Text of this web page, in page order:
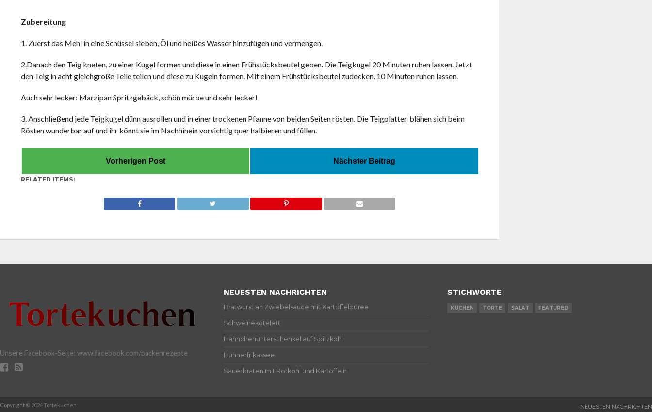
Zubereitung
1. Zuerst das Mehl in eine Schüssel sieben, Öl und heißes Wasser hinzufügen und vermengen.
2.Danach den Teig kneten, zu einer Kugel formen und diese in einen Frühstücksbeutel geben. Die Teigkugel 20 Minuten ruhen lassen. Jetzt
den Teig in acht gleichgroße Teile teilen und diese zu Kugeln formen. Mit einem Frühstücksbeutel zudecken. 10 Minuten ruhen lassen.
Auch sehr lecker: Marzipan Spritzgebäck, schön mürbe und sehr lecker!
3. Anschließend jede Teigkugel dünn ausrollen und in einer trockenen Pfanne von beiden Seiten rösten. Die Teigplatten blähen sich beim
Rösten wunderbar auf und ihr könnt sie im Nachhinein vorsichtig quer halbieren und füllen.
Vorherigen Post Nächster Beitrag
RELATED ITEMS:
Unsere Facebook-Seite: www.facebook.com/backenrezepte
NEUESTEN NACHRICHTEN
Bratwurst an Zwiebelsauce mit Kartoffelpüree
Schweinekotelett
Hähnchenunterschenkel auf Spitzkohl
Hühnerfrikassee
Sauerbraten mit Rotkohl und Kartoffeln
STICHWORTE
KUCHEN TORTE SALAT FEATURED
NEUESTEN NACHRICHTEN
Copyright © 2024 Tortekuchen